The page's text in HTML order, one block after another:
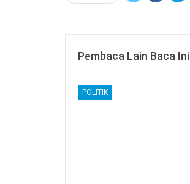
Pembaca Lain Baca Ini
POLITIK